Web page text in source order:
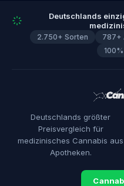
Deutschlands
2.750+ Sorten 787+
Deutschlands größter
Preisvergleich für
medizinisches Cannabis aus
Apotheken.